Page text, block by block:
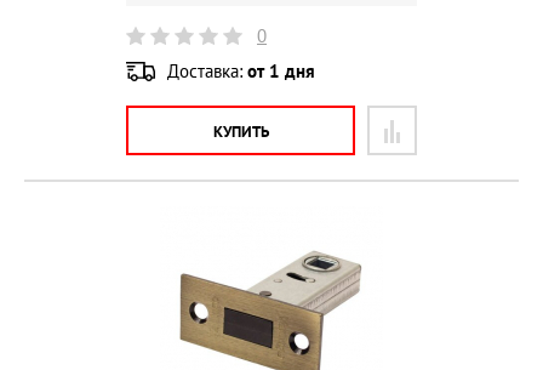
0
Доставка: от 1 дня
КУПИТЬ